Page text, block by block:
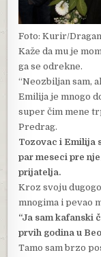
Foto: Kurir/
Kaže da mu je
ga se odrekne.
“Neozbiljan sam,
Emilija je mnogo
super čim mene
Predrag.
Tozovac i Emilija
par meseci pre
prijatelja.
Kroz svoju
mnogima i pevao
“Ja sam kafanski
prvih godina u
Tamo sam brzo